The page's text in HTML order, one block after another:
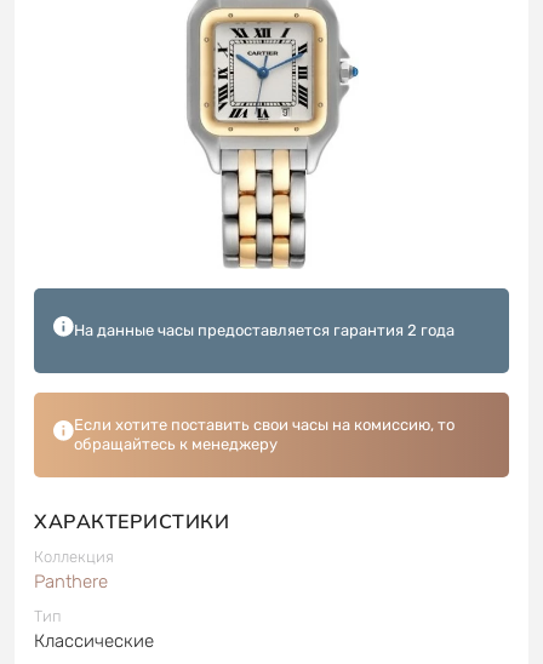
На данные часы предоставляется гарантия 2 года
Если хотите поставить свои часы на комиссию, то
обращайтесь к менеджеру
ХАРАКТЕРИСТИКИ
Коллекция
Panthere
Тип
Классические